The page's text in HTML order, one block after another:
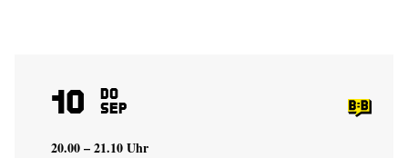
10 Do
Sep
20.00 – 21.10 Uhr